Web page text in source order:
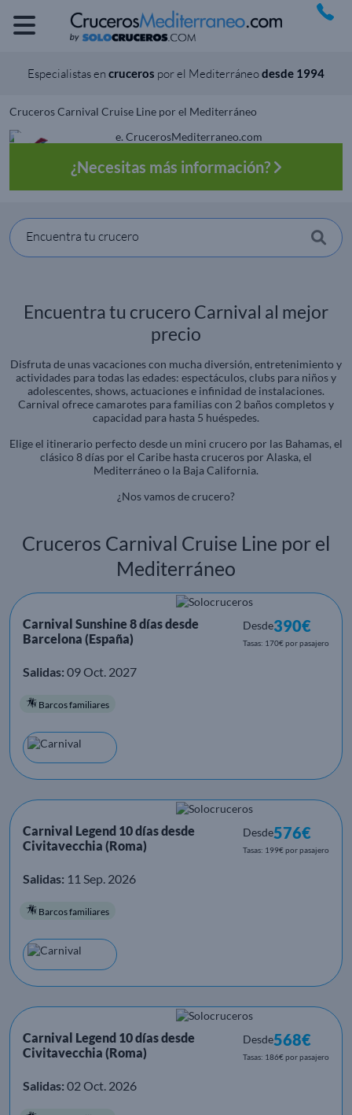
Especialistas en cruceros por el Mediterráneodesde 1994
Cruceros Carnival Cruise Line por el Mediterráneo
¿Necesitas más información?
Encuentra tu crucero
Encuentra tu crucero Carnival al mejor
precio
Disfruta de unas vacaciones con mucha diversión, entretenimiento y
actividades para todas las edades: espectáculos, clubs para niños y
adolescentes, shows, actuaciones e infinidad de instalaciones.
Carnival ofrece camarotes para familias con 2 baños completos y
capacidad para hasta 5 huéspedes.
Elige el itinerario perfecto desde un mini crucero por las Bahamas, el
clásico 8 días por el Caribe hasta cruceros por Alaska, el
Mediterráneo o la Baja California.
¿Nos vamos de crucero?
Cruceros Carnival Cruise Line por el
Mediterráneo
Carnival Sunshine 8 días desde
Barcelona (España)
Desde390€
Tasas: 170€ por pasajero
Salidas: 09 Oct. 2027
Barcos familiares
Carnival Legend 10 días desde
Civitavecchia (Roma)
Desde576€
Tasas: 199€ por pasajero
Salidas: 11 Sep. 2026
Barcos familiares
Carnival Legend 10 días desde
Civitavecchia (Roma)
Desde568€
Tasas: 186€ por pasajero
Salidas: 02 Oct. 2026